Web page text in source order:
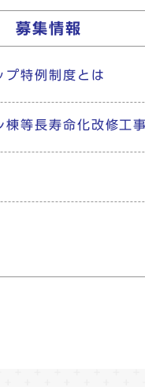
募集情報
プ特例制度とは
棟等長寿命化改修工